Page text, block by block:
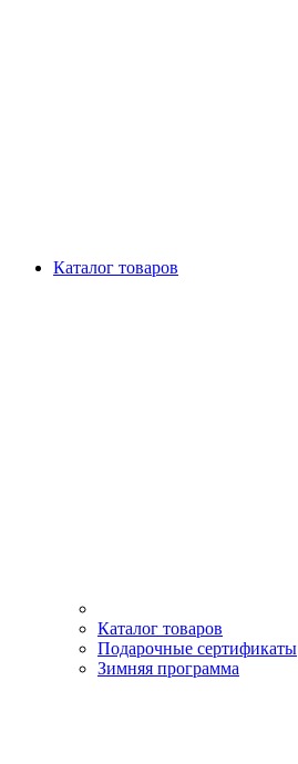
Каталог товаров
Каталог товаров
Подарочные сертификаты
Зимняя программа